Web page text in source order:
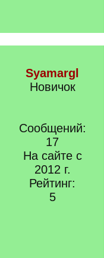
Syamargl
Новичок
Сообщений:
17
На сайте с
2012 г.
Рейтинг:
5